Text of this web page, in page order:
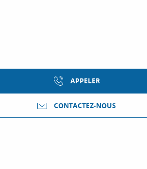
APPELER
CONTACTEZ-NOUS